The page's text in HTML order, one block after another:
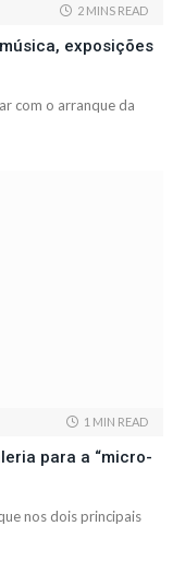
2 MINS READ
exposições
com o arranque da
1 MIN READ
para a “micro-
nos dois principais